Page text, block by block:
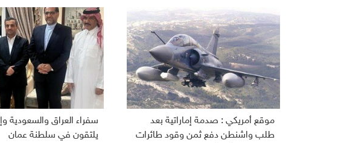
موقع أمريكي : صدمة إماراتية بعد
طلب واشنطن دفع ثمن وقود طائرات
سفراء العراق والسعودية
يلتقون في سلطنة عمان